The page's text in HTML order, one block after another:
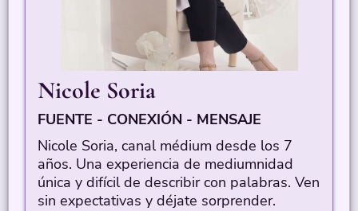
Nicole Soria
FUENTE - CONEXIÓN - MENSAJE
Nicole Soria, canal médium desde los 7
años. Una experiencia de mediumnidad
única y difícil de describir con palabras. Ven
sin expectativas y déjate sorprender.